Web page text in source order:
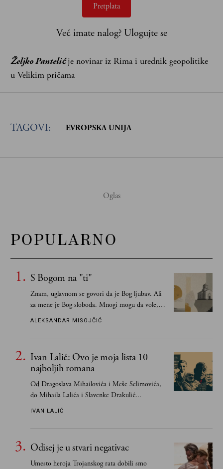
Pretplata
Već imate nalog? Ulogujte se
Željko Pantelićje novinar iz Rima i urednik geopolitike
u Velikim pričama
TAGOVI: EVROPSKA UNIJA
POPULARNO
S Bogom na "ti"
Znam, uglavnom se govori da je Bog ljubav. Ali
za mene je Bog sloboda. Mnogi mogu da vole, a
tek retki mogu da podnesu slobodu
ALEKSANDAR MISOJČIĆ
Ivan Lalić: Ovo je moja lista 10
najboljih romana
Od Dragoslava Mihailovića i Meše Selimovića,
do Mihaila Lalića i Slavenke Drakulić...
IVAN LALIĆ
Odisej je u stvari negativac
Umesto heroja Trojanskog rata dobili smo